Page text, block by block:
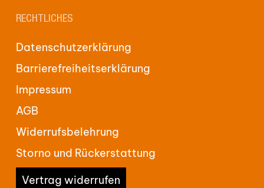
RECHTLICHES
Datenschutzerklärung
Barrierefreiheitserklärung
Impressum
AGB
Widerrufsbelehrung
Storno und Rückerstattung
Vertrag widerrufen